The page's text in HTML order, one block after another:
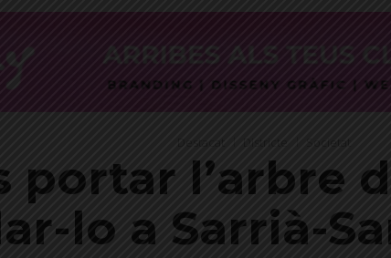
Societat
portar l’arbre
lo a Sarrià-